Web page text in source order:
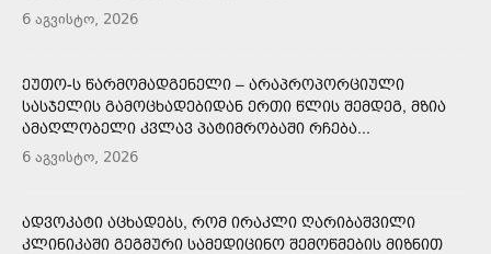
6 აგვისტო, 2026
ᲔᲣᲗᲝ-Ს ᲬᲐᲠᲛᲝᲛᲐᲓᲒᲔᲜᲔᲚᲘ – ᲐᲠᲐᲞᲠᲝᲞᲝᲠᲪᲘᲣᲚᲘ
ᲡᲐᲡᲯᲔᲚᲘᲡ ᲒᲐᲛᲝᲪᲮᲐᲓᲔᲑᲘᲓᲐᲜ ᲔᲠᲗᲘ ᲬᲚᲘᲡ ᲨᲔᲛᲓᲔᲒ, ᲛᲖᲘᲐ
ᲐᲛᲐᲦᲚᲝᲑᲔᲚᲘ ᲙᲕᲚᲐᲕ ᲞᲐᲢᲘᲛᲠᲝᲑᲐᲨᲘ ᲠᲩᲔᲑᲐ...
6 აგვისტო, 2026
ᲐᲓᲕᲝᲙᲐᲢᲘ ᲐᲪᲮᲐᲓᲔᲑᲡ, ᲠᲝᲛ ᲘᲠᲐᲙᲚᲘ ᲦᲐᲠᲘᲑᲐᲨᲕᲘᲚᲘ
ᲙᲚᲘᲜᲘᲙᲐᲨᲘ ᲒᲔᲒᲛᲣᲠᲘ ᲡᲐᲛᲔᲓᲘᲪᲘᲜᲝ ᲨᲔᲛᲝᲬᲛᲔᲑᲘᲡ ᲛᲘᲖᲜᲘᲗ